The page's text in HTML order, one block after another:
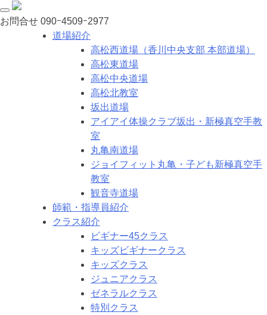
お問合せ 090ｰ4509ｰ2977
道場紹介
高松西道場（香川中央支部 本部道場）
高松東道場
高松中央道場
高松北教室
坂出道場
アイアイ体操クラブ坂出・新極真空手教
室
丸亀南道場
ジョイフィット丸亀・子ども新極真空手
教室
観音寺道場
師範・指導員紹介
クラス紹介
ビギナー45クラス
キッズビギナークラス
キッズクラス
ジュニアクラス
ゼネラルクラス
特別クラス